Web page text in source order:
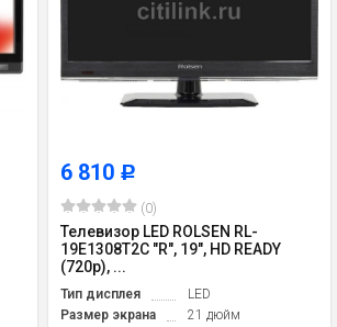
6 810 Р
(0)
Телевизор LED ROLSEN RL-
19E1308T2C "R", 19", HD READY
(720p), ...
Тип дисплея
LED
Размер экрана
21 дюйм